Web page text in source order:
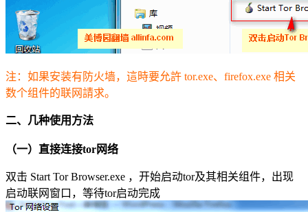
注：如果安装有防火墙，這時要允許 tor.exe、firefox.exe 相关
数个组件的联网請求。
二、几种使用方法
（一）直接连接tor网络
双击 Start Tor Browser.exe ，开始启动tor及其相关组件，出现
启动联网窗口，等待tor启动完成